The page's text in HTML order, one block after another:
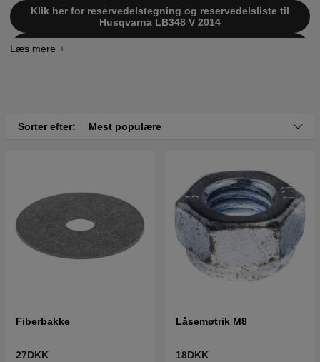
Klik her for reservedelstegning og reservedelsliste til
Husqvarna LB348 V 2014
Sorter efter: Mest populære
Fiberbakke
27DKK
Låsemøtrik M8
18DKK